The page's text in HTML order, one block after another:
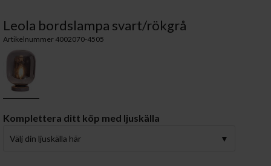
Leola bordslampa svart/rökgrå
Artikelnummer 4002070-4505
Komplettera ditt köp med ljuskälla
Välj din ljuskälla här